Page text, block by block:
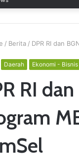
/ Berita / DPR RI dan
Daerah Ekonomi - Bisnis
RI